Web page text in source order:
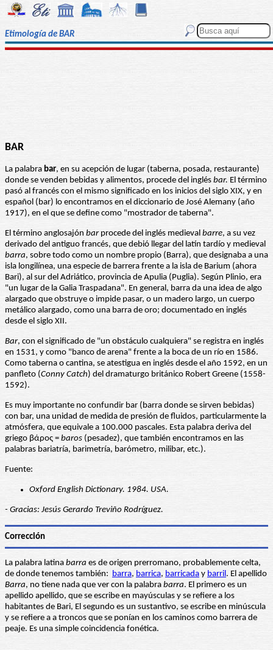
Etimología de BAR
BAR
La palabra bar, en su acepción de lugar (taberna, posada, restaurante)
donde se venden bebidas y alimentos, procede del inglés bar. El término
pasó al francés con el mismo significado en los inicios del siglo XIX, y en
español (bar) lo encontramos en el diccionario de José Alemany (año
1917), en el que se define como "mostrador de taberna".
El término anglosajón barprocede del inglés medieval barre, a su vez
derivado del antiguo francés, que debió llegar del latín tardío y medieval
barra, sobre todo como un nombre propio (Barra), que designaba a una
isla longilínea, una especie de barrera frente a la isla de Barium (ahora
Bari), al sur del Adriático, provincia de Apulia (Puglia). Según Plinio, era
"un lugar de la Galia Traspadana". En general, barra da una idea de algo
alargado que obstruye o impide pasar, o un madero largo, un cuerpo
metálico alargado, como una barra de oro; documentado en inglés
desde el siglo XII.
Bar, con el significado de "un obstáculo cualquiera" se registra en inglés
en 1531, y como "banco de arena" frente a la boca de un río en 1586.
Como taberna o cantina, se atestigua en inglés desde el año 1592, en un
panfleto (Conny Catch) del dramaturgo británico Robert Greene (1558-
1592).
Es muy importante no confundir bar (barra donde se sirven bebidas)
con bar, una unidad de medida de presión de fluidos, particularmente la
atmósfera, que equivale a 100.000 pascales. Esta palabra deriva del
griego βάρoς = baros (pesadez), que también encontramos en las
palabras bariatría, barimetría, barómetro, milibar, etc.).
Fuente:
Oxford English Dictionary. 1984. USA.
- Gracias: Jesús Gerardo Treviño Rodríguez.
Corrección
La palabra latina barra es de origen prerromano, probablemente celta,
de donde tenemos también: barra, barrica, barricada y barril. El apellido
Barra, no tiene nada que ver con la palabra barra. El primero es un
apellido apellido, que se escribe en mayúsculas y se refiere a los
habitantes de Bari, El segundo es un sustantivo, se escribe en minúscula
y se refiere a a troncos que se ponían en los caminos como barrera de
peaje. Es una simple coincidencia fonética.